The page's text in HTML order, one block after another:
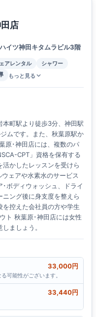
店
イツ神田キタムラビル3階
アレンタル
シャワー
もっと見る
町駅より徒歩3分、神田駅
ムです。また、秋葉原駅か
原･神田店には、複数のパ
CPT」資格を保有する
活かしたレッスンを受けら
ェアや水素水のサービス
ボディウォッシュ、ドライ
ング後に身支度を整えら
控えた会社員の方や学生
ト 秋葉原･神田店には女性
ましょう。
33,000円
可能性がございます。
33,440円